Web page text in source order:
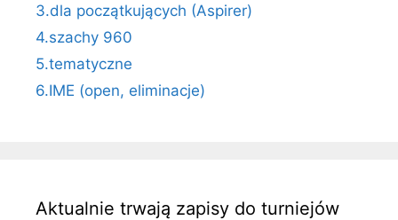
3.dla początkujących (Aspirer)
4.szachy 960
5.tematyczne
6.IME (open, eliminacje)
Aktualnie trwają zapisy do turniejów